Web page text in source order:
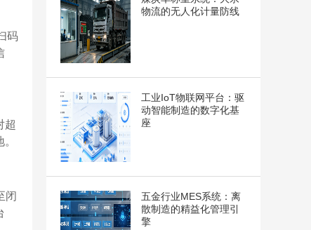
码
超
闭
物流的无人化计量防线
工业IoT物联网平台：驱
动智能制造的数字化基
座
五金行业MES系统：离
散制造的精益化管理引
擎